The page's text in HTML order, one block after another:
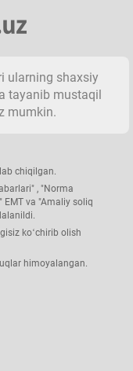
ularning shaхsiy
tayanib mustaqil
mumkin.
chiqilgan.
, "Norma
va "Amaliy soliq
koʻchirib olish
himoyalangan.